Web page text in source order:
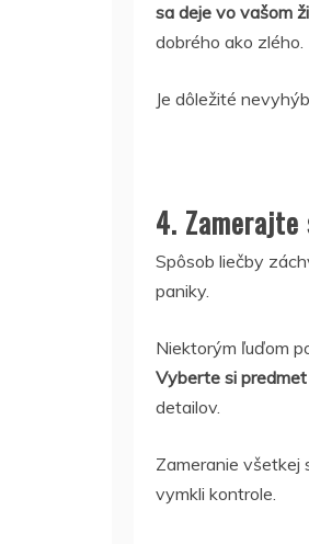
sa deje vo vašom
dobrého ako zlého.
Je dôležité
4.
Spôsob liečby
paniky.
Niektorým ľuďom
Vyberte si
detailov.
Zameranie všetkej
vymkli kontrole.